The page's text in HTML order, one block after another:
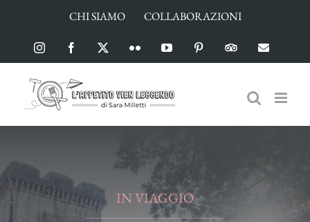
contenuto
CHI SIAMO COLLABORAZIONI
InstagramFacebook Flickr YouTube PinterestTripAdvisor
Email
IN VIAGGIO